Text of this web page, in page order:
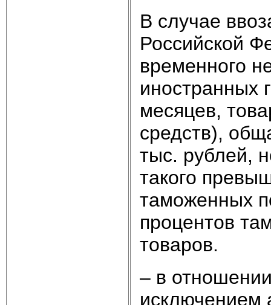
В случае
Российской
временного
иностранных
месяцев,
средств),
тыс. рублей,
такого
таможенных
процентов
товаров.
– в
исключением